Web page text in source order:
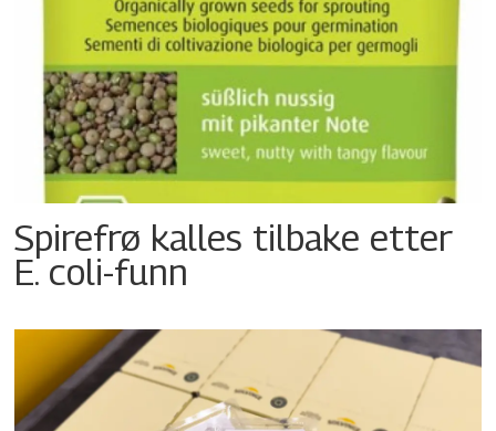
Spirefrø kalles tilbake etter
E. coli-funn